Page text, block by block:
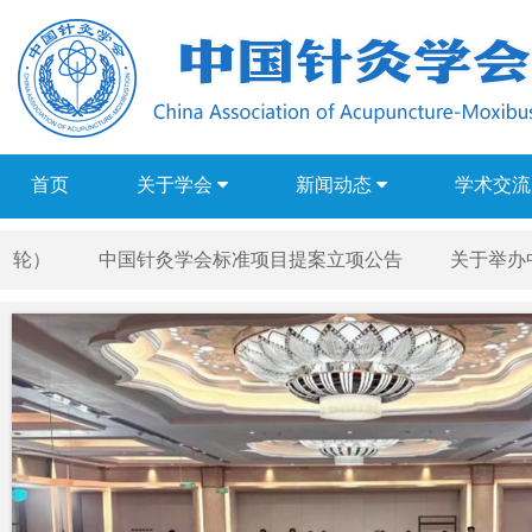
首页 关于学会 新闻动态 学术交
） 中国针灸学会标准项目提案立项公告 关于举办